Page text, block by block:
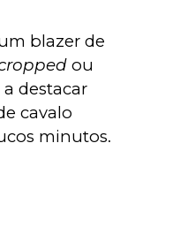
blazer de
ou
destacar
cavalo
minutos.